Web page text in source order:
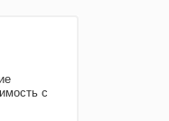
с